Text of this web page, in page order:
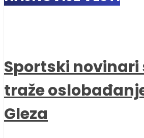
Sportski novinari
traže
Gleza